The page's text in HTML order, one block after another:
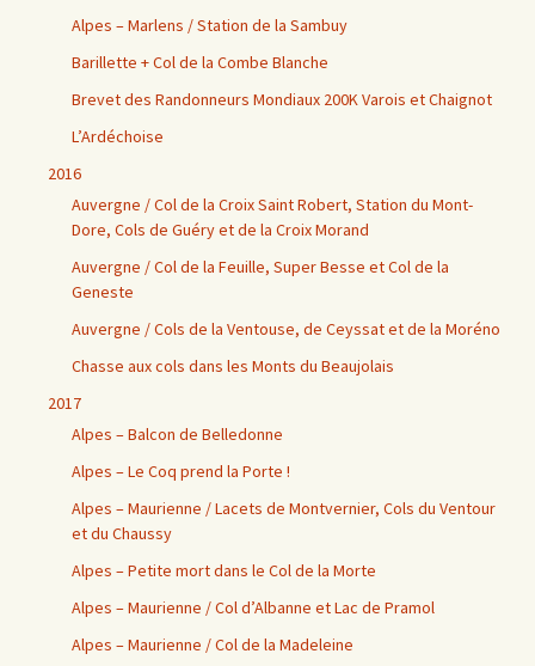
Alpes – Marlens / Station de la Sambuy
Barillette + Col de la Combe Blanche
Brevet des Randonneurs Mondiaux 200K Varois et Chaignot
L’Ardéchoise
2016
Auvergne / Col de la Croix Saint Robert, Station du Mont-
Dore, Cols de Guéry et de la Croix Morand
Auvergne / Col de la Feuille, Super Besse et Col de la
Geneste
Auvergne / Cols de la Ventouse, de Ceyssat et de la Moréno
Chasse aux cols dans les Monts du Beaujolais
2017
Alpes – Balcon de Belledonne
Alpes – Le Coq prend la Porte !
Alpes – Maurienne / Lacets de Montvernier, Cols du Ventour
et du Chaussy
Alpes – Petite mort dans le Col de la Morte
Alpes – Maurienne / Col d’Albanne et Lac de Pramol
Alpes – Maurienne / Col de la Madeleine